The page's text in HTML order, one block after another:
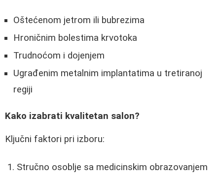
Oštećenom jetrom ili bubrezima
Hroničnim bolestima krvotoka
Trudnoćom i dojenjem
Ugrađenim metalnim implantatima u tretiranoj
regiji
Kako izabrati kvalitetan salon?
Ključni faktori pri izboru:
Stručno osoblje sa medicinskim obrazovanjem